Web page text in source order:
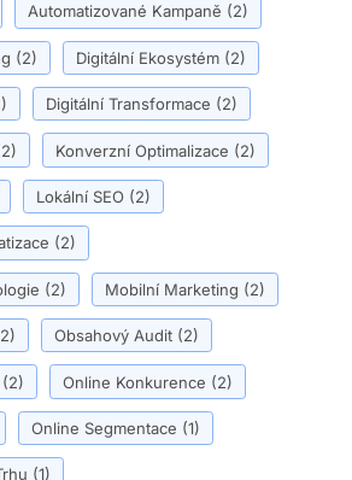
Automatizované Kampaně (2)
(2) Digitální Ekosystém (2)
Digitální Transformace (2)
Konverzní Optimalizace (2)
Lokální SEO (2)
(2)
(2) Mobilní Marketing (2)
Obsahový Audit (2)
(2) Online Konkurence (2)
Online Segmentace (1)
(1)